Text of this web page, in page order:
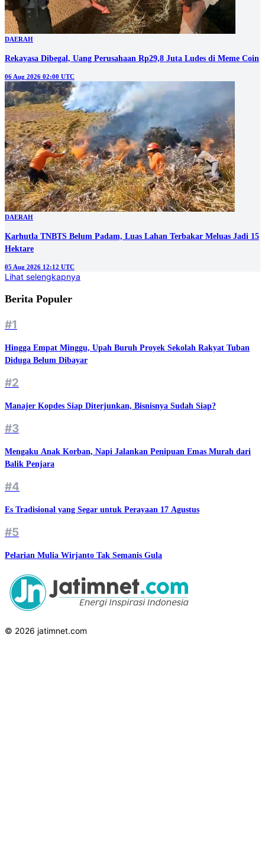
DAERAH
Rekayasa Dibegal, Uang Perusahaan Rp29,8 Juta Ludes di Meme Coin
06 Aug 2026 02:00 UTC
DAERAH
Karhutla TNBTS Belum Padam, Luas Lahan Terbakar Meluas Jadi 15
Hektare
05 Aug 2026 12:12 UTC
Lihat selengkapnya
Berita Populer
#1
Hingga Empat Minggu, Upah Buruh Proyek Sekolah Rakyat Tuban
Diduga Belum Dibayar
#2
Manajer Kopdes Siap Diterjunkan, Bisnisnya Sudah Siap?
#3
Mengaku Anak Korban, Napi Jalankan Penipuan Emas Murah dari
Balik Penjara
#4
Es Tradisional yang Segar untuk Perayaan 17 Agustus
#5
Pelarian Mulia Wirjanto Tak Semanis Gula
© 2026 jatimnet.com